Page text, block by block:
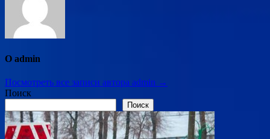
О admin
Посмотреть все записи автора admin →
Поиск
Поиск